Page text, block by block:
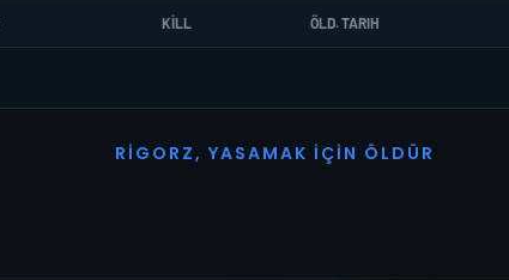
KILL ÖLD. TARIH
R I G O R Z, YASAMAK İ ÇI N Ö L D Ü R